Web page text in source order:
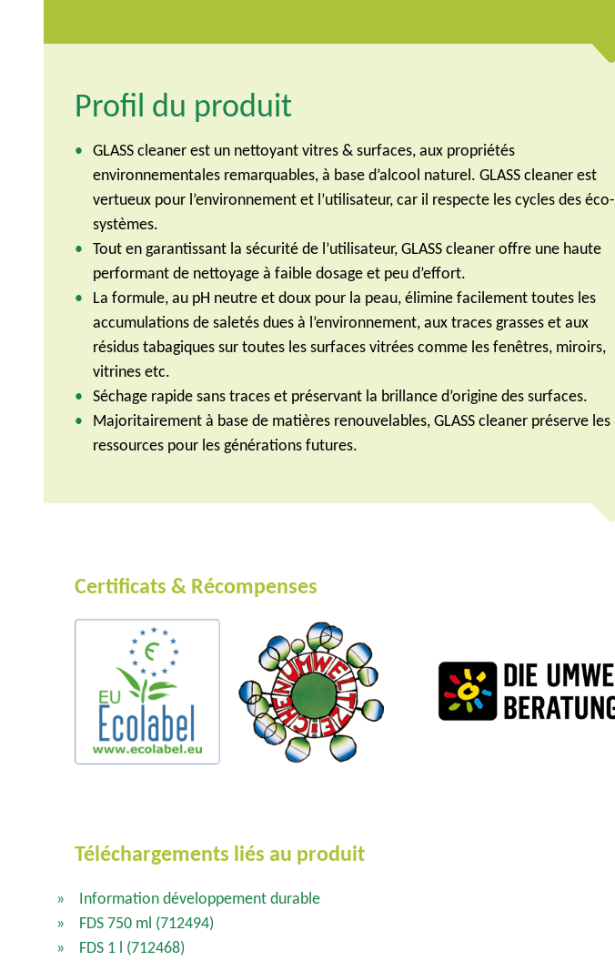
Profil du produit
GLASS cleaner est un nettoyant vitres & surfaces, aux propriétés
environnementales remarquables, à base d’alcool naturel. GLASS cleaner est
vertueux pour l’environnement et l’utilisateur, car il respecte les cycles des éco-
systèmes.
Tout en garantissant la sécurité de l’utilisateur, GLASS cleaner offre une haute
performant de nettoyage à faible dosage et peu d’effort.
La formule, au pH neutre et doux pour la peau, élimine facilement toutes les
accumulations de saletés dues à l’environnement, aux traces grasses et aux
résidus tabagiques sur toutes les surfaces vitrées comme les fenêtres, miroirs,
vitrines etc.
Séchage rapide sans traces et préservant la brillance d’origine des surfaces.
Majoritairement à base de matières renouvelables, GLASS cleaner préserve les
ressources pour les générations futures.
Certificats & Récompenses
Téléchargements liés au produit
Information développement durable
FDS 750 ml (712494)
FDS 1 l (712468)